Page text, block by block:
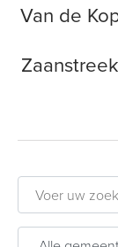
Van de